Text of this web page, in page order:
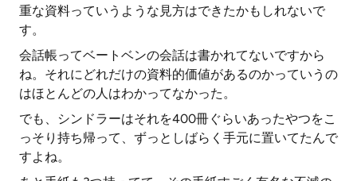
重な資料っていうような見方はできたかもしれないで
す。
会話帳ってベートベンの会話は書かれてないですから
ね。それにどれだけの資料的価値があるのかっていうの
はほとんどの人はわかってなかった。
でも、シンドラーはそれを400冊ぐらいあったやつをこ
っそり持ち帰って、ずっとしばらく手元に置いてたんで
すよね。